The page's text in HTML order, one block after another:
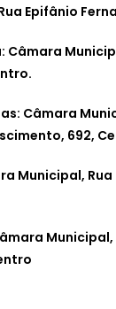
Epifânio
Câmara
Câmara
692,
Municipal, Rua